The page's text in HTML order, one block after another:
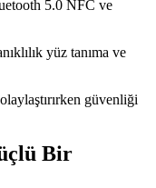
5.0 NFC ve
yüz tanıma ve
güvenliği
Bir